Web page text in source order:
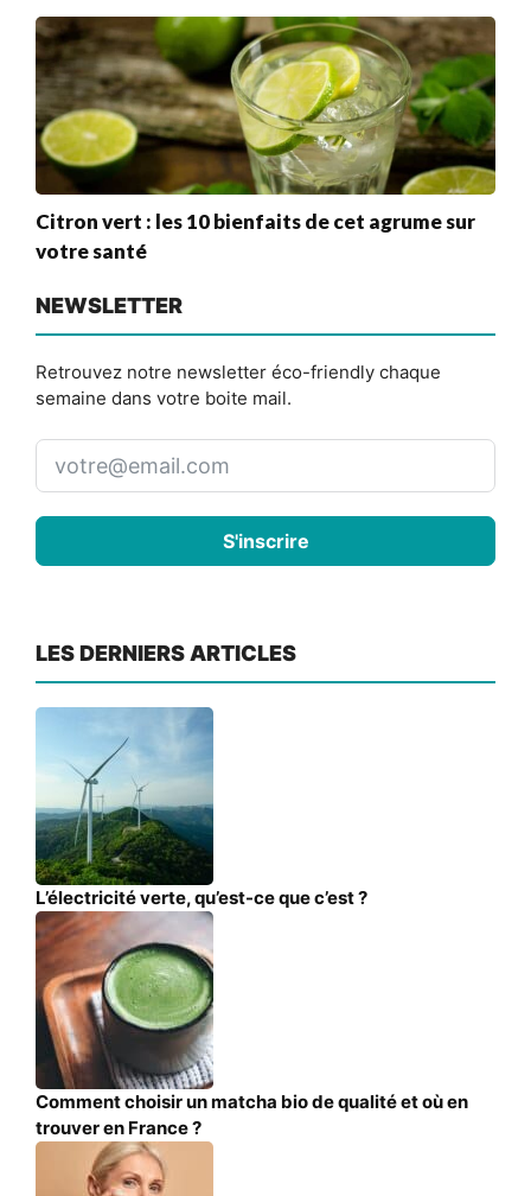
Citron vert : les 10 bienfaits de cet agrume sur
votre santé
NEWSLETTER
Retrouvez notre newsletter éco-friendly chaque
semaine dans votre boite mail.
S'inscrire
LES DERNIERS ARTICLES
L’électricité verte, qu’est-ce que c’est ?
Comment choisir un matcha bio de qualité et où en
trouver en France ?